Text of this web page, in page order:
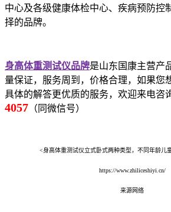
中心及各级健康体检中心、疾病预防控
择的品牌。
身高体重测试仪品牌是山东国康主营产
量保证，服务周到，价格合理，如果您
具体的解答更优质的服务，欢迎来电咨
4057 （同微信号）
<身高体重测试仪立式卧式两种类型，不同年龄儿
https://www.zhiliceshiyi.cn/
来源网络